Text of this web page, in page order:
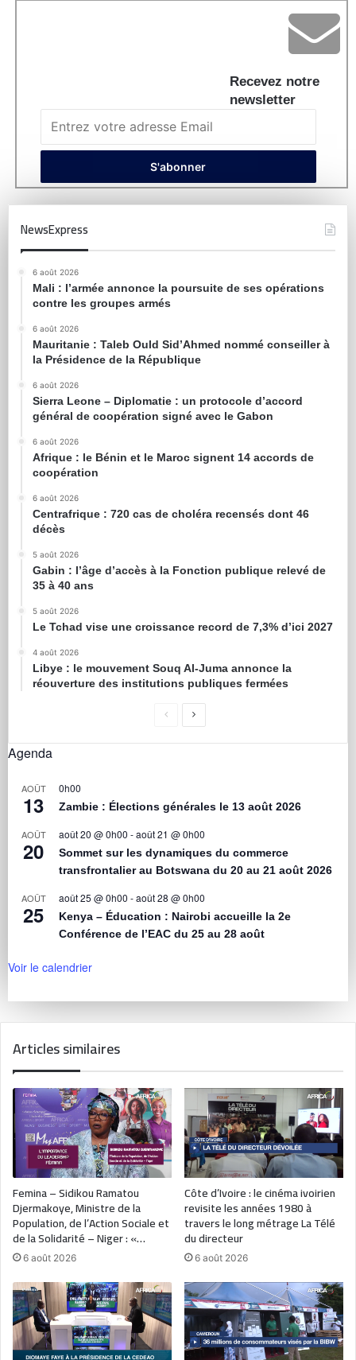
Recevez notre
newsletter
NewsExpress
6 août 2026
Mali : l’armée annonce la poursuite de ses opérations
contre les groupes armés
6 août 2026
Mauritanie : Taleb Ould Sid’Ahmed nommé conseiller à
la Présidence de la République
6 août 2026
Sierra Leone – Diplomatie : un protocole d’accord
général de coopération signé avec le Gabon
6 août 2026
Afrique : le Bénin et le Maroc signent 14 accords de
coopération
6 août 2026
Centrafrique : 720 cas de choléra recensés dont 46
décès
5 août 2026
Gabin : l’âge d’accès à la Fonction publique relevé de
35 à 40 ans
5 août 2026
Le Tchad vise une croissance record de 7,3% d’ici 2027
4 août 2026
Libye : le mouvement Souq Al-Juma annonce la
réouverture des institutions publiques fermées
Agenda
AOÛT
13
0h00
Zambie : Élections générales le 13 août 2026
AOÛT
20
août 20 @ 0h00 -août 21 @ 0h00
Sommet sur les dynamiques du commerce
transfrontalier au Botswana du 20 au 21 août 2026
AOÛT
25
août 25 @ 0h00 -août 28 @ 0h00
Kenya – Éducation : Nairobi accueille la 2e
Conférence de l’EAC du 25 au 28 août
Voir le calendrier
Articles similaires
Femina – Sidikou Ramatou
Djermakoye, Ministre de la
Population, de l’Action Sociale et
de la Solidarité – Niger : «…
6 août 2026
Côte d’Ivoire : le cinéma ivoirien
revisite les années 1980 à
travers le long métrage La Télé
du directeur
6 août 2026